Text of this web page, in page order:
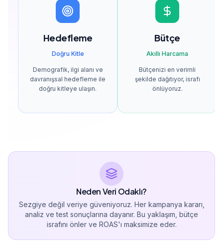
Hedefleme
Doğru Kitle
Demografik, ilgi alanı ve
davranışsal hedefleme ile
doğru kitleye ulaşın.
Bütçe
Akıllı Harcama
Bütçenizi en verimli
şekilde dağıtıyor, israfı
önlüyoruz.
Neden Veri Odaklı?
Sezgiye değil veriye güveniyoruz. Her kampanya kararı,
analiz ve test sonuçlarına dayanır. Bu yaklaşım, bütçe
israfını önler ve ROAS'ı maksimize eder.